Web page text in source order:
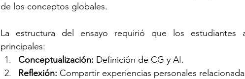
de los conceptos globales.
La estructura del ensayo requirió que los estudiantes
principales:
Conceptualización: Definición de CG y AI.
Reflexión: Compartir experiencias personales